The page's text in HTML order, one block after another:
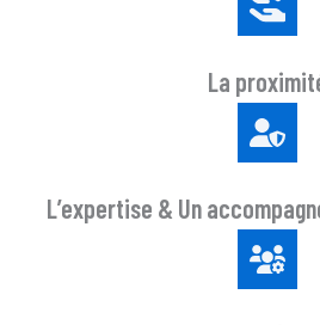
La
L’expertise & Un